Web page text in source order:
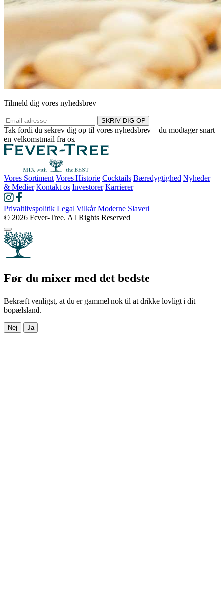
Tilmeld dig vores nyhedsbrev
SKRIV DIG OP
Tak fordi du sekrev dig op til vores nyhedsbrev – du modtager snart
en velkomstmail fra os.
Vores Sortiment Vores Historie Cocktails Bæredygtighed Nyheder
& Medier Kontakt os Investorer Karrierer
Privaltlivspolitik Legal Vilkår Moderne Slaveri
© 2026 Fever-Tree. All Rights Reserved
Før du mixer med det bedste
Bekræft venligst, at du er gammel nok til at drikke lovligt i dit
bopælsland.
Nej Ja